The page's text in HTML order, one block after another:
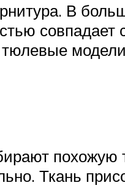
В
похожую
Ткань